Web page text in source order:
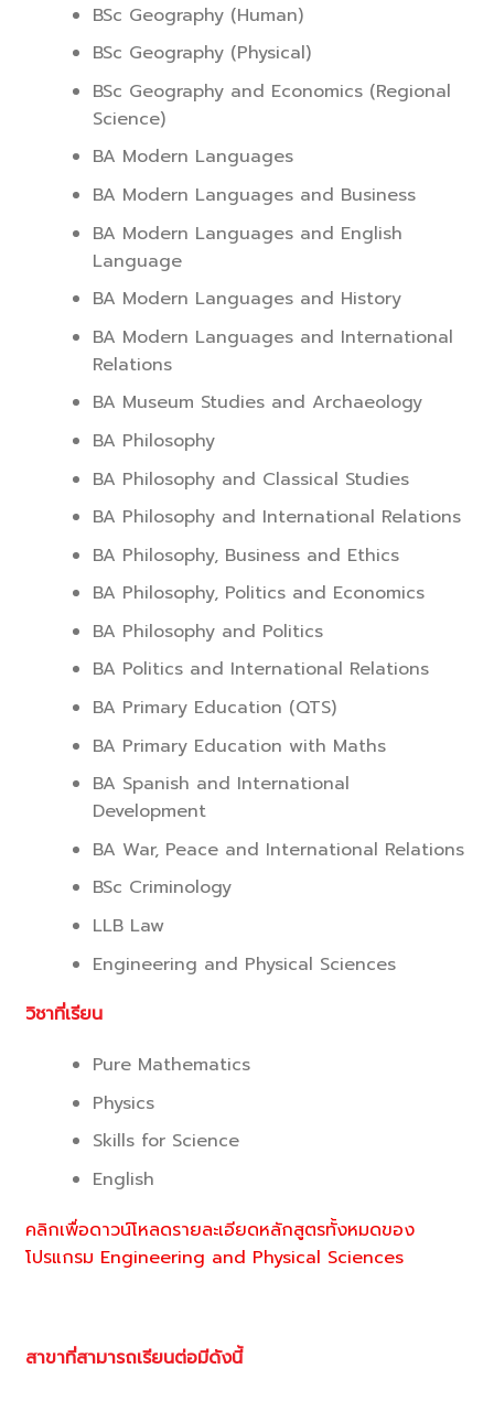
BSc Geography (Human)
BSc Geography (Physical)
BSc Geography and Economics (Regional
Science)
BA Modern Languages
BA Modern Languages and Business
BA Modern Languages and English
Language
BA Modern Languages and History
BA Modern Languages and International
Relations
BA Museum Studies and Archaeology
BA Philosophy
BA Philosophy and Classical Studies
BA Philosophy and International Relations
BA Philosophy, Business and Ethics
BA Philosophy, Politics and Economics
BA Philosophy and Politics
BA Politics and International Relations
BA Primary Education (QTS)
BA Primary Education with Maths
BA Spanish and International
Development
BA War, Peace and International Relations
BSc Criminology
LLB Law
Engineering and Physical Sciences
วิชาที่เรียน
Pure Mathematics
Physics
Skills for Science
English
คลิกเพื่อดาวน์โหลดรายละเอียดหลักสูตรทั้งหมดของ
โปรแกรม Engineering and Physical Sciences
สาขาที่สามารถเรียนต่อมีดังนี้